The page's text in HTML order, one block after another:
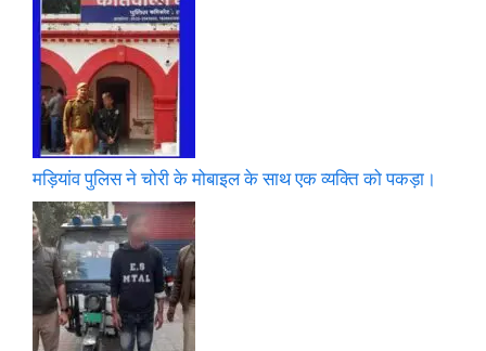
मड़ियांव पुलिस ने चोरी के मोबाइल के साथ एक व्यक्ति को पकड़ा।